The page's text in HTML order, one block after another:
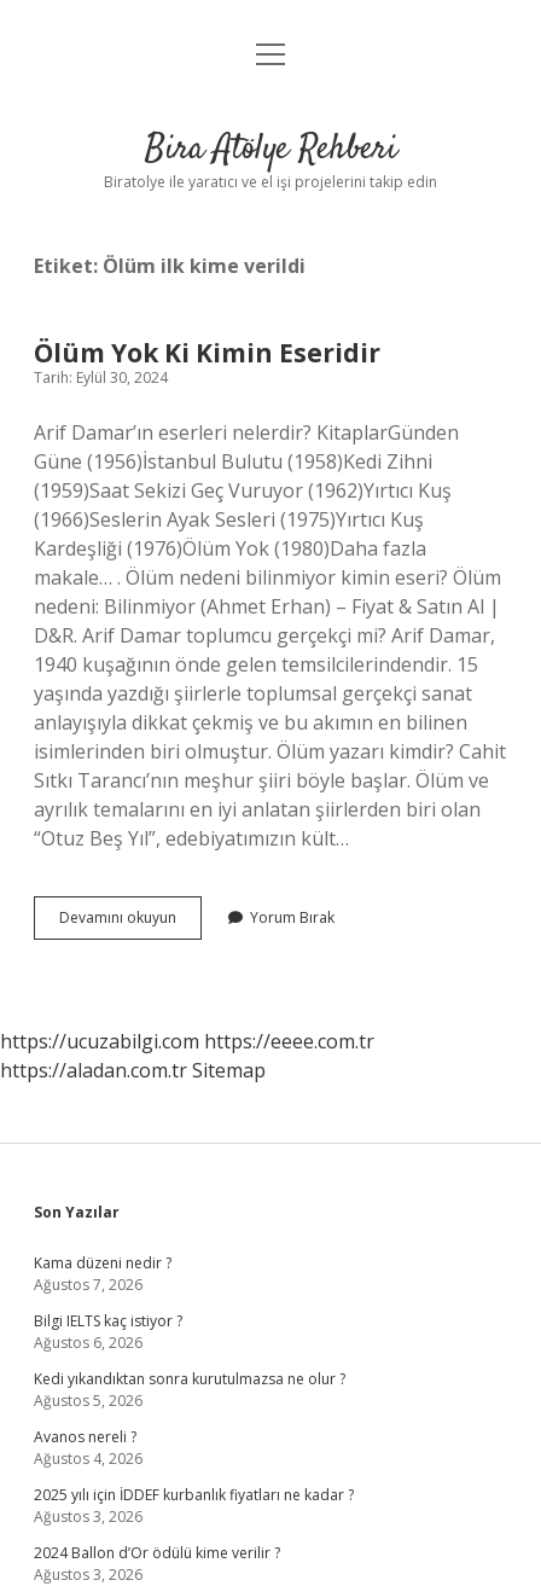
Anasayfa
Yasal Uyarı
menüyü
Bira Atölye Rehberi
Biratolye ile yaratıcı ve el işi projelerini takip edin
Etiket: Ölüm ilk kime verildi
Ölüm Yok Ki Kimin Eseridir
Tarih: Eylül 30, 2024
Arif Damar’ın eserleri nelerdir? KitaplarGünden
Güne (1956)İstanbul Bulutu (1958)Kedi Zihni
(1959)Saat Sekizi Geç Vuruyor (1962)Yırtıcı Kuş
(1966)Seslerin Ayak Sesleri (1975)Yırtıcı Kuş
Kardeşliği (1976)Ölüm Yok (1980)Daha fazla
makale… . Ölüm nedeni bilinmiyor kimin eseri? Ölüm
nedeni: Bilinmiyor (Ahmet Erhan) – Fiyat & Satın Al |
D&R. Arif Damar toplumcu gerçekçi mi? Arif Damar,
1940 kuşağının önde gelen temsilcilerindendir. 15
yaşında yazdığı şiirlerle toplumsal gerçekçi sanat
anlayışıyla dikkat çekmiş ve bu akımın en bilinen
isimlerinden biri olmuştur. Ölüm yazarı kimdir? Cahit
Sıtkı Tarancı’nın meşhur şiiri böyle başlar. Ölüm ve
ayrılık temalarını en iyi anlatan şiirlerden biri olan
“Otuz Beş Yıl”, edebiyatımızın kült…
Devamını okuyun
Yok
Yorum Bırak
https://ucuzabilgi.com https://eeee.com.tr
https://aladan.com.trSitemap
Sidebar
Son Yazılar
Kama düzeni nedir ?
Ağustos 7, 2026
Bilgi IELTS kaç istiyor ?
Ağustos 6, 2026
Kedi yıkandıktan sonra kurutulmazsa ne olur ?
Ağustos 5, 2026
Avanos nereli ?
Ağustos 4, 2026
2025 yılı için İDDEF kurbanlık fiyatları ne kadar ?
Ağustos 3, 2026
2024 Ballon d’Or ödülü kime verilir ?
Ağustos 3, 2026